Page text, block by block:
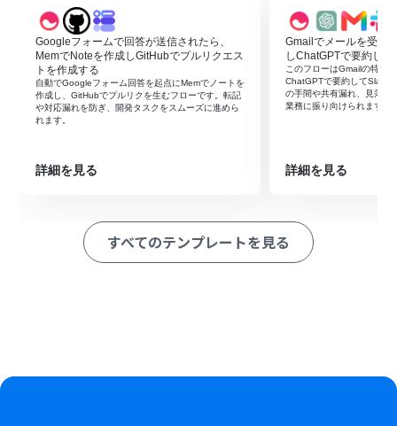
次に、トリガーでフォームトリガーを選択し、「フォーム
が送信されたら」というアクションを設定します
次に、オペレーションでMemを選択し、「Save to
Mem」アクションでフォームから送信された情報を保存
するように設定します
最後に、オペレーションでDripを選択し、「Create
Subscriber」アクションでフォームの情報を基に
※「トリガー」：フロー起動のきっかけとなるアクション、「オ
ペレーション」：トリガー起動後、フロー内で処理を行うアク
■このワークフローのカスタムポイント
トリガーに設定するフォームのタイトルや、ユーザーに
入力を求める質問項目は、用途に合わせて任意の内容に
Googleフォームで回答が送信されたら、
MemでNoteを作成しGitHubでプルリクエス
トを作成する
自動でGoogleフォーム回答を起点にMemでノートを
作成し、GitHubでプルリクを生むフローです。転記
や対応漏れを防ぎ、開発タスクをスムーズに進めら
れます。
詳細を見る
Gmailでメールを受信
しChatGPTで要約し
このフローはGmailの特定
ChatGPTで要約してSlack
の手間や共有漏れ、見落と
業務に振り向けられます。
詳細を見る
すべてのテンプレートを見る